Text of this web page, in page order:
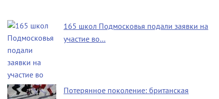
165 школ Подмосковья подали заявки на
участие во…
Потерянное поколение: британская